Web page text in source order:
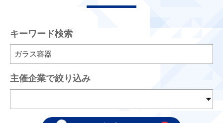
キーワード検索
主催企業で絞り込み